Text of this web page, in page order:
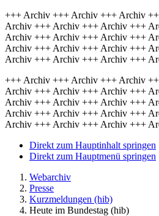
+++ Archiv +++ Archiv +++ Archiv
Archiv +++ Archiv +++ Archiv +++
Archiv +++ Archiv +++ Archiv +++
Archiv +++ Archiv +++ Archiv +++
Archiv +++ Archiv +++ Archiv +++
+++ Archiv +++ Archiv +++ Archiv
Archiv +++ Archiv +++ Archiv +++
Archiv +++ Archiv +++ Archiv +++
Archiv +++ Archiv +++ Archiv +++
Archiv +++ Archiv +++ Archiv +++
Direkt zum Hauptinhalt springen
Direkt zum Hauptmenü springen
Webarchiv
Presse
Kurzmeldungen (hib)
Heute im Bundestag (hib)